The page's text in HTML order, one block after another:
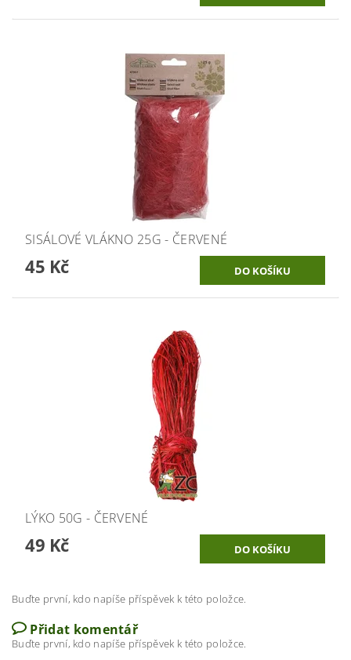
SISÁLOVÉ VLÁKNO 25G - ČERVENÉ
45 Kč
LÝKO 50G - ČERVENÉ
49 Kč
Buďte první, kdo napíše příspěvek k této položce.
Přidat komentář
Buďte první, kdo napíše příspěvek k této položce.